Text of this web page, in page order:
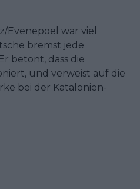
Evenepoel war viel
bremst jede
betont, dass die
und verweist auf die
bei der Katalonien-